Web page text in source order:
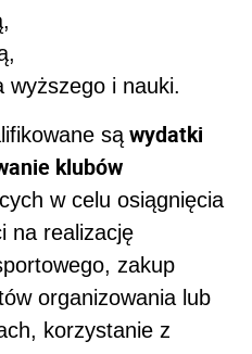
wyższego i nauki.
sąwydatki
klubów
w celu osiągnięcia
na realizację
zakup
organizowania lub
korzystanie z